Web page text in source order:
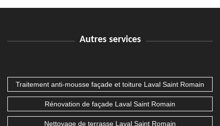
Autres services
Traitement anti-mousse façade et toiture Laval Saint Romain
Rénovation de façade Laval Saint Romain
Nettoyage de terrasse Laval Saint Romain